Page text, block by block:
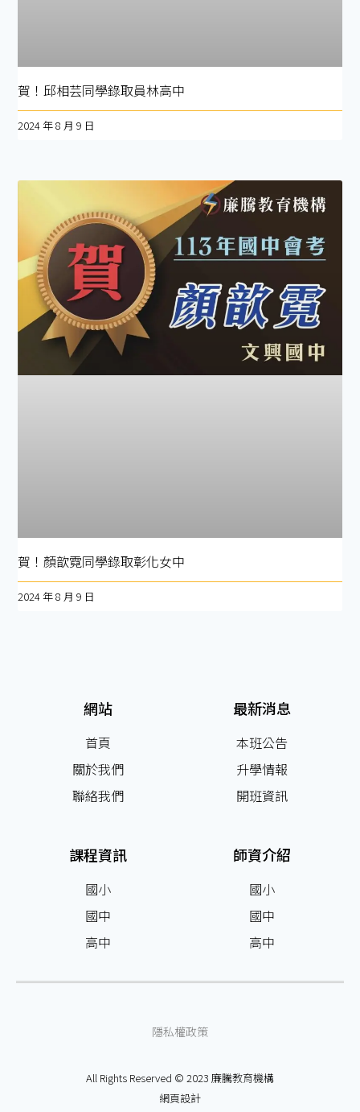
賀！邱相芸同學錄取員林高中
2024 年 8 月 9 日
賀！顏歆霓同學錄取彰化女中
2024 年 8 月 9 日
網站
首頁
關於我們
聯絡我們
最新消息
本班公告
升學情報
開班資訊
課程資訊
國小
國中
高中
師資介紹
國小
國中
高中
隱私權政策
All Rights Reserved © 2023 廉騰教育機構
網頁設計